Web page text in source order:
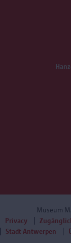
Museum
Privacy
Stadt Antwerpen